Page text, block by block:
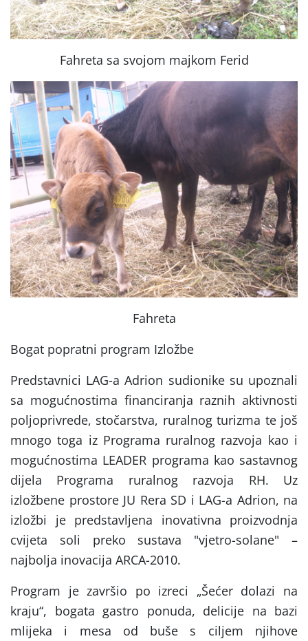
Fahreta sa svojom majkom Ferid
Fahreta
Bogat popratni program Izložbe
Predstavnici LAG-a Adrion sudionike su upoznali
sa mogućnostima financiranja raznih aktivnosti
poljoprivrede, stočarstva, ruralnog turizma te još
mnogo toga iz Programa ruralnog razvoja kao i
mogućnostima LEADER programa kao sastavnog
dijela Programa ruralnog razvoja RH. Uz
izložbene prostore JU Rera SD i LAG-a Adrion, na
izložbi je predstavljena inovativna proizvodnja
cvijeta soli preko sustava "vjetro-solane" –
najbolja inovacija ARCA-2010.
Program je završio po izreci „Šećer dolazi na
kraju“, bogata gastro ponuda, delicije na bazi
mlijeka i mesa od buše s ciljem njihove